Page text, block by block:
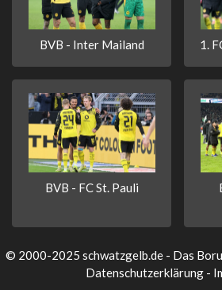
BVB - Inter Mailand 1.
BVB - FC St. Pauli
© 2000-2025 schwatzgelb.de - Das
Datenschutzerklärung -